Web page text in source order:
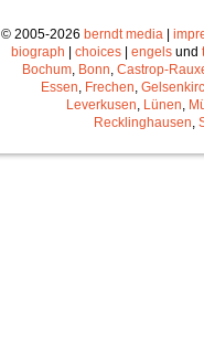
© 2005-2026 berndt media |
biograph | choices | engels und
Bochum Bonn Castrop-
Essen Frechen
Leverkusen Lünen
Recklinghausen